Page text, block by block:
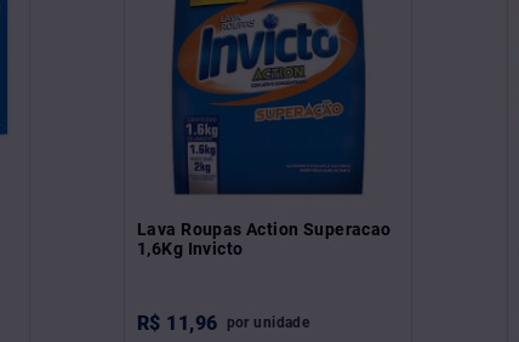
Lava Roupas Action Superacao
1,6Kg Invicto
R$ 11,96 por unidade